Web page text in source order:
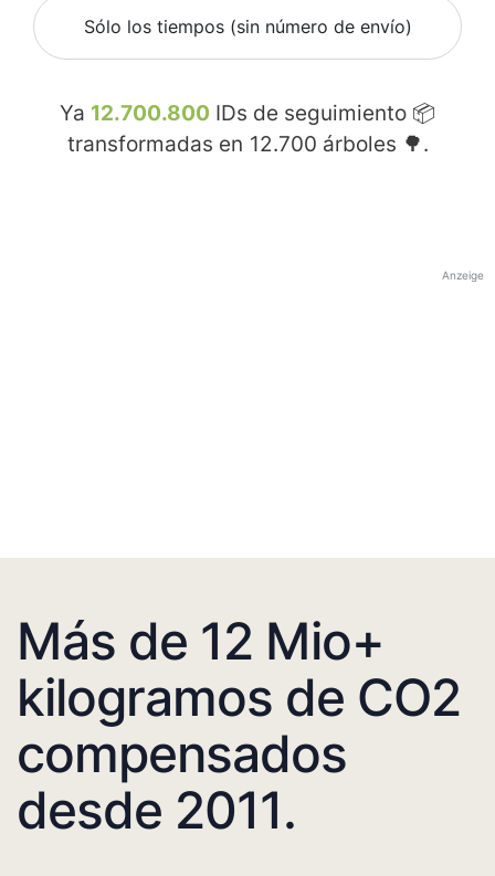
Sólo los tiempos (sin número de envío)
Ya 12.700.800 IDs de seguimiento 📦
transformadas en 12.700 árboles 🌳.
Anzeige
Más de 12 Mio+
kilogramos de CO2
compensados
desde 2011.